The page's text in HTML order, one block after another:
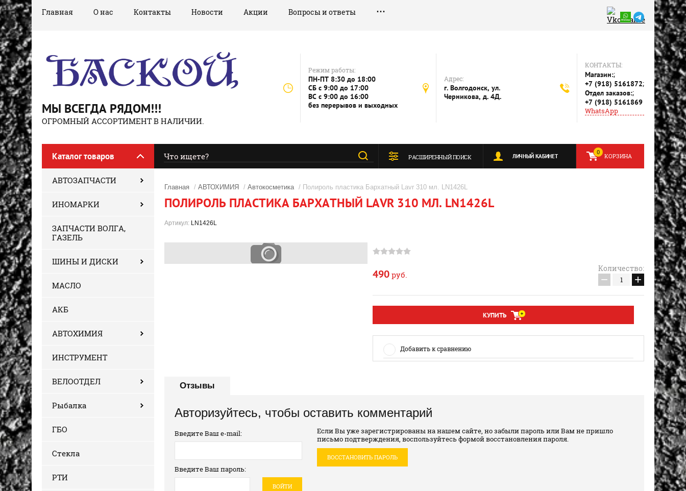
Главная О нас Контакты Новости Акции Вопросы и ответы
МЫ ВСЕГДА РЯДОМ!!!
ОГРОМНЫЙ АССОРТИМЕНТ В НАЛИЧИИ.
Режим работы:
ПН-ПТ 8:30 до 18:00
СБ c 9:00 до 17:00
ВС c 9:00 до 16:00
без перерывов и выходных
Адрес:
г. Волгодонск, ул.
Черникова, д. 4Д.
КОНТАКТЫ:
Магазин:;
+7 (918) 5161872;
Отдел заказов:;
+7 (918) 5161869
WhatsApp
Каталог товаров КОРЗИНА
0
ЛИЧНЫЙ КАБИНЕТ
РАСШИРЕННЫЙ ПОИСК
АВТОЗАПЧАСТИ
ИНОМАРКИ
ЗАПЧАСТИ ВОЛГА,
ГАЗЕЛЬ
ШИНЫ И ДИСКИ
МАСЛО
АКБ
АВТОХИМИЯ
ИНСТРУМЕНТ
ВЕЛООТДЕЛ
Рыбалка
ГБО
Стекла
РТИ
Главная / АВТОХИМИЯ / Автокосметика / Полироль пластика Бархатный Lavr 310 мл. LN1426L
ПОЛИРОЛЬ ПЛАСТИКА БАРХАТНЫЙ LAVR 310 МЛ. LN1426L
Артикул: LN1426L
490 руб.
Количество:
− +
КУПИТЬ
Добавить к сравнению
Отзывы
Авторизуйтесь, чтобы оставить комментарий
Введите Ваш e-mail:
Введите Ваш пароль:
ВОЙТИ
Если Вы уже зарегистрированы на нашем сайте, но забыли пароль или Вам не пришло
письмо подтверждения, воспользуйтесь формой восстановления пароля.
ВОССТАНОВИТЬ ПАРОЛЬ